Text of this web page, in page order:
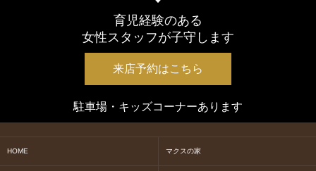
育児経験のある
女性スタッフが子守します
来店予約はこちら
駐車場・キッズコーナーあります
HOME マクスの家